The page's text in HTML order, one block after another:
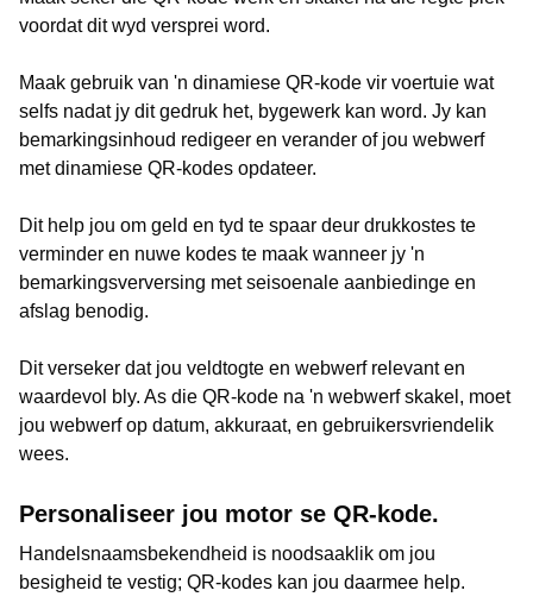
voordat dit wyd versprei word.
Maak gebruik van 'n dinamiese QR-kode vir voertuie wat
selfs nadat jy dit gedruk het, bygewerk kan word. Jy kan
bemarkingsinhoud redigeer en verander of jou webwerf
met dinamiese QR-kodes opdateer.
Dit help jou om geld en tyd te spaar deur drukkostes te
verminder en nuwe kodes te maak wanneer jy 'n
bemarkingsverversing met seisoenale aanbiedinge en
afslag benodig.
Dit verseker dat jou veldtogte en webwerf relevant en
waardevol bly. As die QR-kode na 'n webwerf skakel, moet
jou webwerf op datum, akkuraat, en gebruikersvriendelik
wees.
Personaliseer jou motor se QR-kode.
Handelsnaamsbekendheid is noodsaaklik om jou
besigheid te vestig; QR-kodes kan jou daarmee help.